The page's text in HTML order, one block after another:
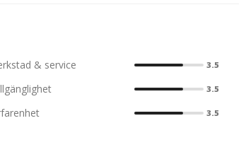
& service 3.5
3.5
3.5